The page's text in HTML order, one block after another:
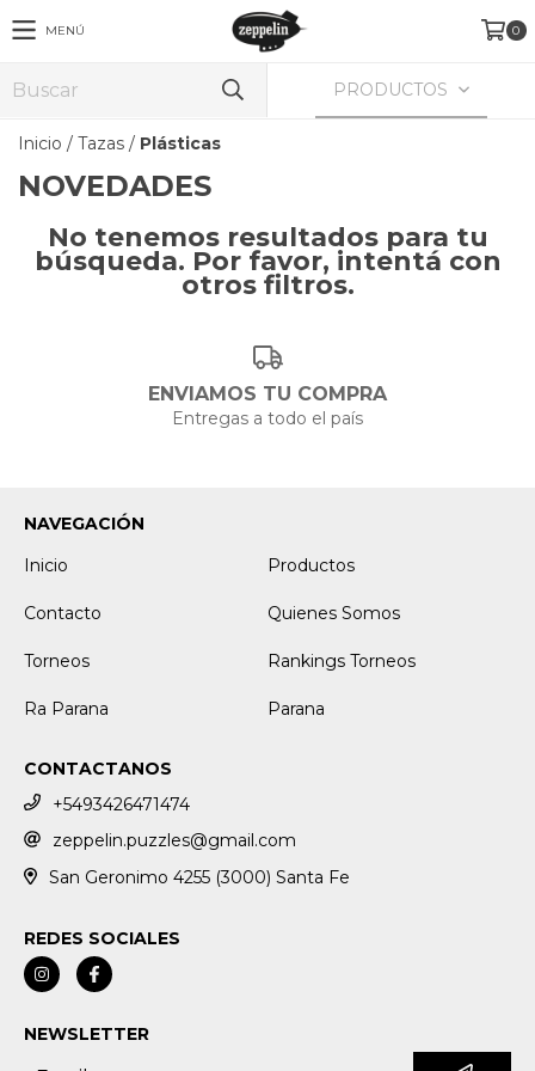
MENÚ 0
PRODUCTOS
Inicio / Tazas / Plásticas
No tenemos resultados para tu
búsqueda. Por favor, intentá con
otros filtros.
ENVIAMOS TU COMPRA
Entregas a todo el país
NAVEGACIÓN
Inicio
Productos
Contacto Quienes Somos
Torneos Rankings Torneos
Ra Parana Parana
CONTACTANOS
+5493426471474
zeppelin.puzzles@gmail.com
San Geronimo 4255 (3000) Santa Fe
REDES SOCIALES
NEWSLETTER